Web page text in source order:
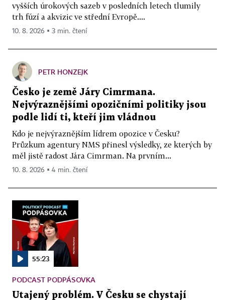
vyšších úrokových sazeb v posledních letech tlumily
trh fúzí a akvizic ve střední Evropě....
10. 8. 2026 ▪ 3 min. čtení
PETR HONZEJK
Česko je země Járy Cimrmana.
Nejvýraznějšími opozičními politiky jsou
podle lidí ti, kteří jim vládnou
Kdo je nejvýraznějším lídrem opozice v Česku?
Průzkum agentury NMS přinesl výsledky, ze kterých by
měl jistě radost Jára Cimrman. Na prvním...
10. 8. 2026 ▪ 4 min. čtení
55:23
PODCAST PODPÁSOVKA
Utajený problém. V Česku se chystají